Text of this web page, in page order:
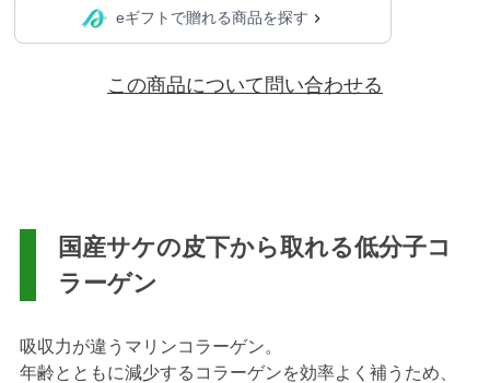
eギフトで贈れる商品を探す
この商品について問い合わせる
国産サケの皮下から取れる低分子コ
ラーゲン
吸収力が違うマリンコラーゲン。
年齢とともに減少するコラーゲンを効率よく補うため、